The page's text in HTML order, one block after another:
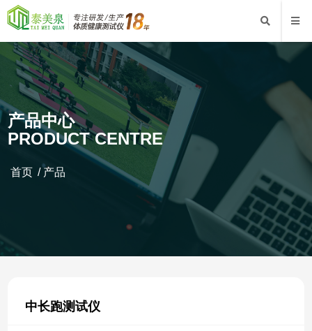
产品中心
PRODUCT CENTRE
首页 / 产品
中长跑测试仪